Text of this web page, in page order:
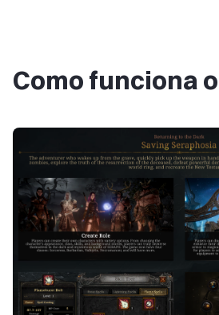
Como funciona